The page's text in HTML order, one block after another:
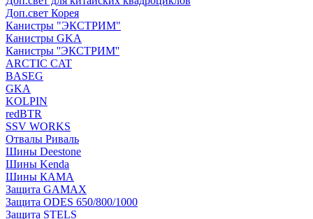
Доп.свет Корея
Канистры "ЭКСТРИМ"
Канистры GKA
Канистры ''ЭКСТРИМ''
ARCTIC CAT
BASEG
GKA
KOLPIN
redBTR
SSV WORKS
Отвалы Риваль
Шины Deestone
Шины Kenda
Шины КАМА
Защита GAMAX
Защита ODES 650/800/1000
Защита STELS